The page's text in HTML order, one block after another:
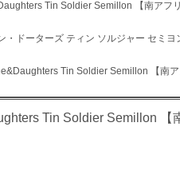
Tin Soldier Semillon 【南アフ
・ドーターズ ティン ソルジャー セミヨ
Tin Soldier Semillon 【南
Tin Soldier Semillon 【